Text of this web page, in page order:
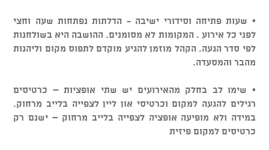
• שעות פתיחה וסידורי ישיבה - הדלתות נפתחות שעה וחצי
לפני כל אירוע . המקומות לא מסומנים. ההושבה היא בשולחנות
לפי סדר הגעה. הקהל מוזמן להגיע מוקדם לתפוס מקום וליהנות
מהבר והמסעדה.
• שימו לב בחלק מהאירועים יש שתי אופציות – כרטיסים
רגילים להגעה למקום וכרטיסי און ליין לצפייה בלייב מרחוק.
במידה ולא מופיעה אופציה לצפייה בלייב מרחוק – ישנם רק
כרטיסים למקום פיזית